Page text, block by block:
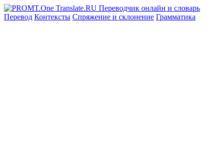
Перевод Контексты Спряжение и склонение Грамматика